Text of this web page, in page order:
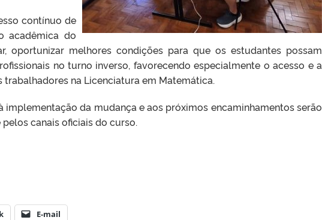
contínuo de
acadêmica do
oportunizar melhores condições para que os estudantes possam
no turno inverso, favorecendo especialmente o acesso e a
trabalhadores na Licenciatura em Matemática.
implementação da mudança e aos próximos encaminhamentos serão
canais oficiais do curso.
E-mail